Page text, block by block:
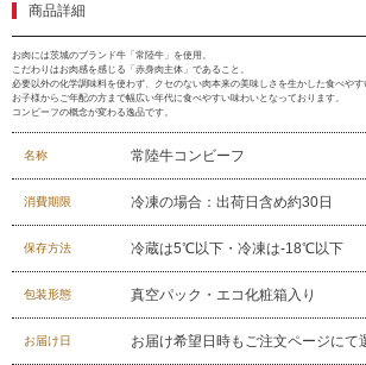
029-254-2441
お問合せフォーム
商品詳細
お肉には茨城のブランド牛「常陸牛」を使用。
こだわりはお肉感を感じる「赤身肉主体」であること。
必要以外の化学調味料を使わず、クセのない肉本来の美味しさを生かした食べやす
お子様からご年配の方まで幅広い年代に食べやすい味わいとなっております。
コンビーフの概念が変わる逸品です。
名称 常陸牛コンビーフ
消費期限 冷凍の場合：出荷日含め約30日
保存方法 冷蔵は5℃以下・冷凍は-18℃以下
包装形態 真空パック・エコ化粧箱入り
お届け日 お届け希望日時もご注文ページにて